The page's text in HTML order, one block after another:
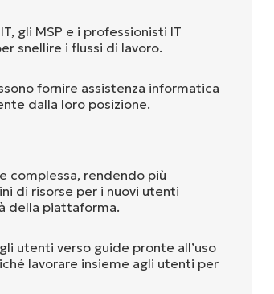
gli MSP e i professionisti IT
snellire i flussi di lavoro.
fornire assistenza informatica
dalla loro posizione.
complessa, rendendo più
di risorse per i nuovi utenti
della piattaforma.
utenti verso guide pronte all’uso
lavorare insieme agli utenti per